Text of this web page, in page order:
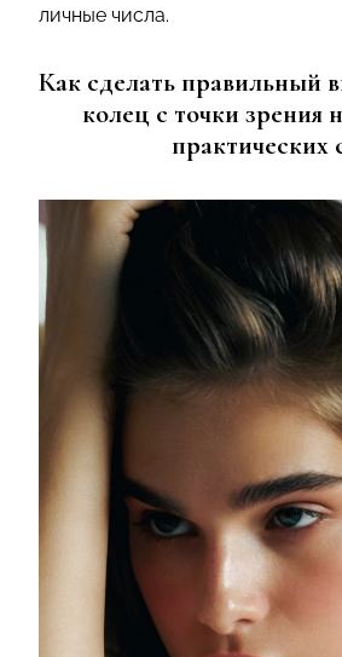
личные числа.
Как сделать правильный
колец с точки зрения
практических